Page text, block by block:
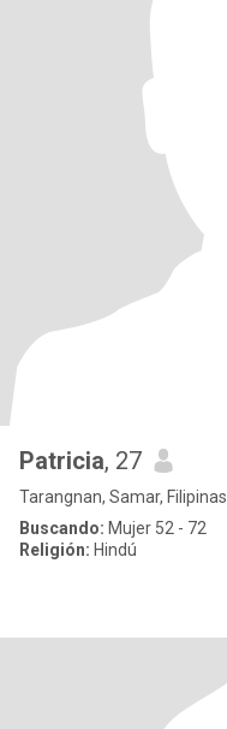
Patricia, 27
Tarangnan, Samar, Filipinas
Buscando: Mujer 52 - 72
Religión: Hindú